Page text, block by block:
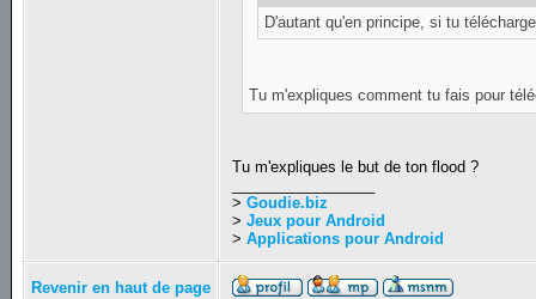
D'autant qu'en principe, si tu
Tu m'expliques comment tu fais pour
Tu m'expliques le but de ton flood ?
>Goudie.biz
>Jeux pour Android
>Applications pour Android
Revenir en haut de page